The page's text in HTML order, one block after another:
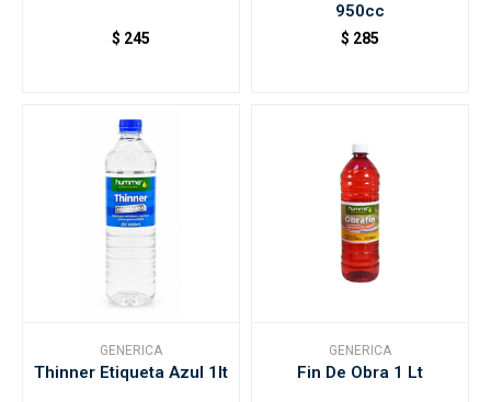
$ 245
950cc
$ 285
GENERICA
Thinner Etiqueta Azul 1lt
GENERICA
Fin De Obra 1 Lt